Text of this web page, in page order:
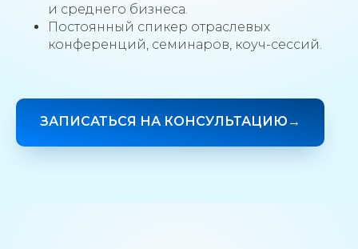
и среднего бизнеса.
Постоянный спикер отраслевых
конференций, семинаров, коуч-сессий.
ЗАПИСАТЬСЯ НА КОНСУЛЬТАЦИЮ→